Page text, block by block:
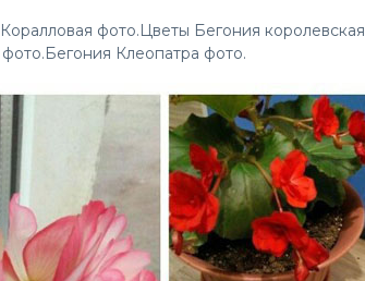
фото.Цветы Бегония королевская
Клеопатра фото.